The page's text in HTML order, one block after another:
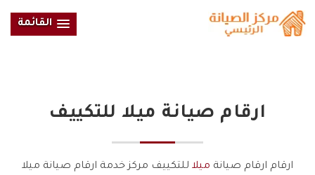
القائمة
ارقام صيانة ميلاللتكييف
ارقام ارقام صيانة ميلا للتكييف مركز خدمة ارقام صيانة ميلا